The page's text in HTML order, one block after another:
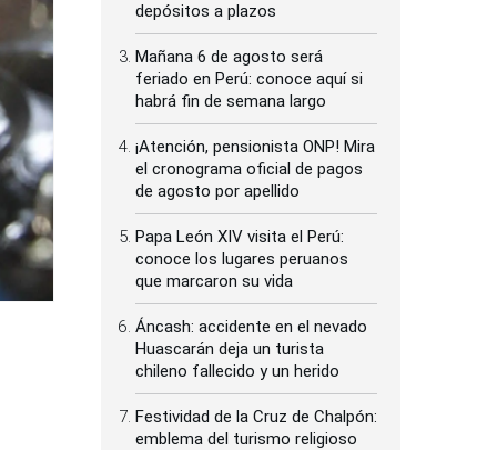
depósitos a plazos
Mañana 6 de agosto será
feriado en Perú: conoce aquí si
habrá fin de semana largo
¡Atención, pensionista ONP! Mira
el cronograma oficial de pagos
de agosto por apellido
Papa León XIV visita el Perú:
conoce los lugares peruanos
que marcaron su vida
Áncash: accidente en el nevado
Huascarán deja un turista
chileno fallecido y un herido
Festividad de la Cruz de Chalpón:
emblema del turismo religioso